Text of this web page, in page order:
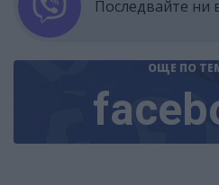
Последвайте ни
ОЩЕ ПО